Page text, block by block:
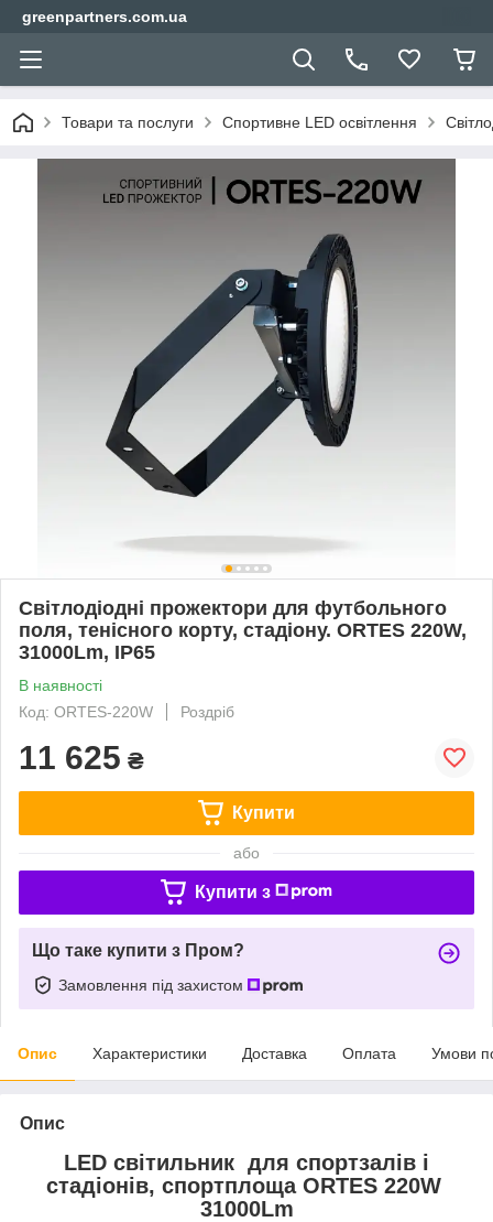
greenpartners.com.ua
Товари та послуги Спортивне LED освітлення
Світлодіодні прожектори для футбольного
поля, тенісного корту, стадіону. ORTES 220W,
31000Lm, IP65
В наявності
Код: ORTES-220W
Роздріб
11 625 ₴
Купити
або
Купити з
Що таке купити з Пром?
Замовлення під захистом
Опис Характеристики Доставка Оплата Умови
Опис
LED світильник для спортзалів і
стадіонів, спортплоща ORTES 220W
31000Lm